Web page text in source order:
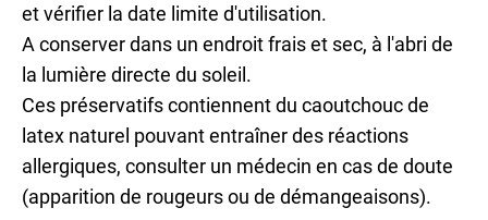
et vérifier la date limite d'utilisation.
A conserver dans un endroit frais et sec, à l'abri de
la lumière directe du soleil.
Ces préservatifs contiennent du caoutchouc de
latex naturel pouvant entraîner des réactions
allergiques, consulter un médecin en cas de doute
(apparition de rougeurs ou de démangeaisons).